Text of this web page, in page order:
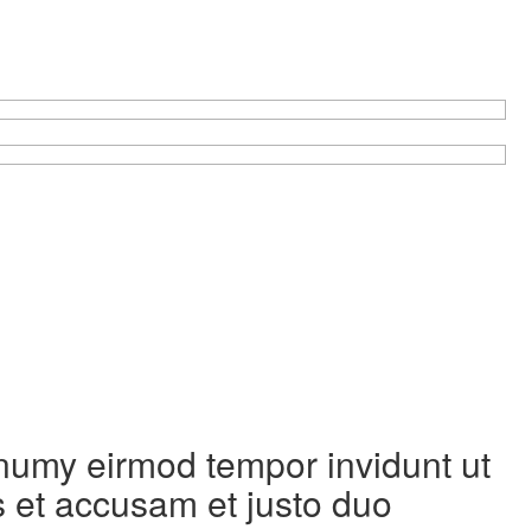
eirmod tempor invidunt ut
accusam et justo duo